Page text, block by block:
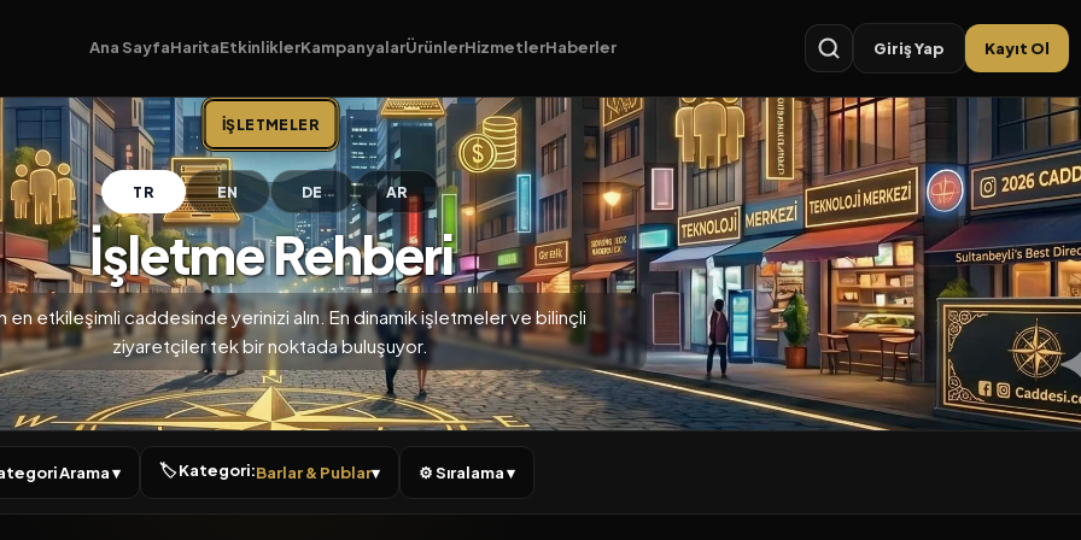
Ana SayfaHaritaEtkinliklerKampanyalarÜrünlerHizmetlerHaberler Giriş Yap Kayıt Ol
İŞLETMELER
TR EN DE AR
İşletme Rehberi
en etkileşimli caddesinde yerinizi alın. En dinamik işletmeler ve bilinçli
ziyaretçiler tek bir noktada buluşuyor.
Arama ▾ 🏷 Kategori:Barlar & Publar▾ ⚙ Sıralama ▾